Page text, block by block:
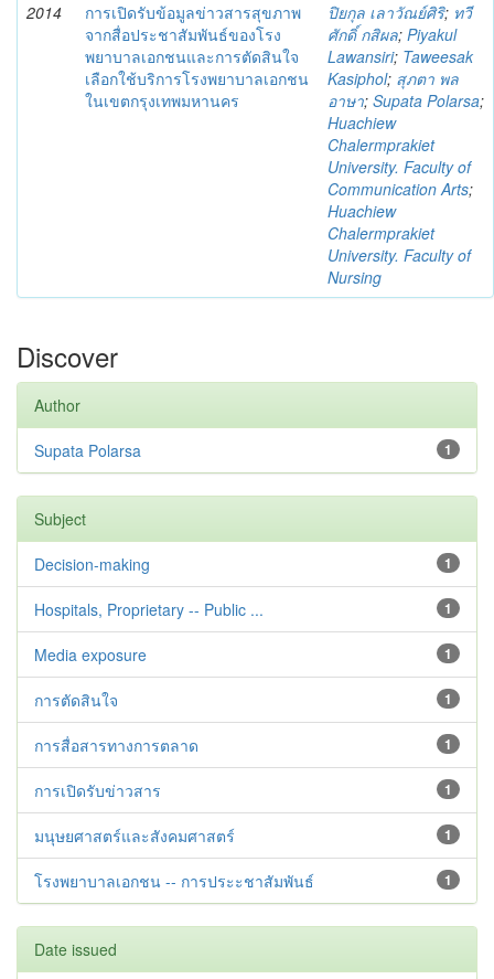
2014
การเปิดรับข้อมูลข่าวสารสุขภาพ
จากสื่อประชาสัมพันธ์ของโรง
พยาบาลเอกชนและการตัดสินใจ
เลือกใช้บริการโรงพยาบาลเอกชน
ในเขตกรุงเทพมหานคร
ปิยกุล เลาวัณย์ศิริ; ทวี
ศักดิ์ กสิผล; Piyakul
Lawansiri; Taweesak
Kasiphol; สุภตา พล
อาษา; Supata Polarsa;
Huachiew
Chalermprakiet
University. Faculty of
Communication Arts;
Huachiew
Chalermprakiet
University. Faculty of
Nursing
Discover
Author
1
Supata Polarsa
Subject
1
Decision-making
1
Hospitals, Proprietary -- Public ...
1
Media exposure
1
การตัดสินใจ
1
การสื่อสารทางการตลาด
1
การเปิดรับข่าวสาร
1
มนุษยศาสตร์และสังคมศาสตร์
1
โรงพยาบาลเอกชน -- การประะชาสัมพันธ์
Date issued